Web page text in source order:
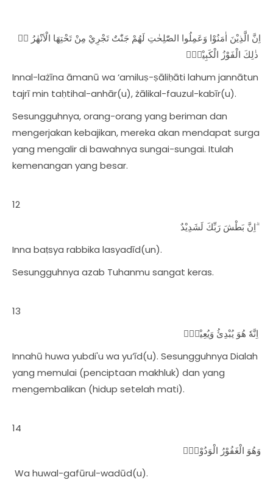
اِنَّ الَّذِيْنَ اٰمَنُوْا وَعَمِلُوا الصّٰلِحٰتِ لَهُمْ جَنّٰتٌ تَجْرِيْ مِنْ تَحْتِهَا الْاَنْهٰرُ ەۗ
Innal-lażīna āmanū wa ‘amiluṣ-ṣāliḥāti lahum jannātun
tajrī min taḥtihal-anhār(u), żālikal-fauzul-kabīr(u).
Sesungguhnya, orang-orang yang beriman dan
mengerjakan kebajikan, mereka akan mendapat surga
yang mengalir di bawahnya sungai-sungai. Itulah
kemenangan yang besar.
12
اِنَّ بَطْشَ رَبِّكَ لَشَدِيْدٌ ۗ
Inna baṭsya rabbika lasyadīd(un).
Sesungguhnya azab Tuhanmu sangat keras.
13
Innahū huwa yubdi'u wa yu‘īd(u). Sesungguhnya Dialah
yang memulai (penciptaan makhluk) dan yang
mengembalikan (hidup setelah mati).
14
وَهُوَ الْغَفُوْرُ الْوَدُوْدُۙ
Wa huwal-gafūrul-wadūd(u).